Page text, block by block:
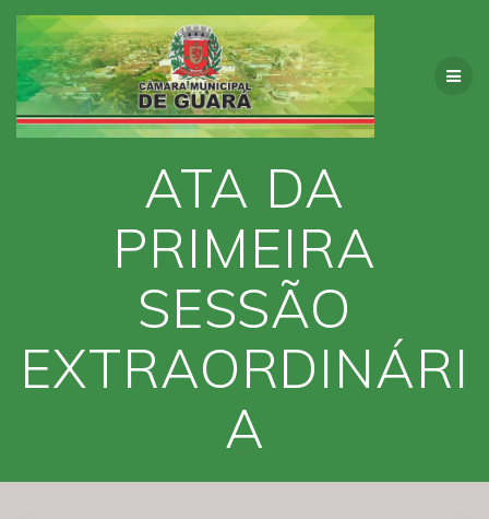
Skip
to
content
ATA DA
PRIMEIRA
SESSÃO
EXTRAORDINÁRI
A